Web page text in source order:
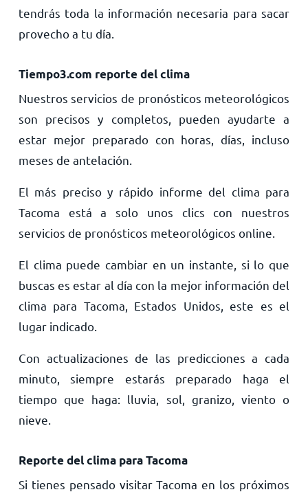
tendrás toda la información necesaria para sacar
provecho a tu día.
Tiempo3.com reporte del clima
Nuestros servicios de pronósticos meteorológicos
son precisos y completos, pueden ayudarte a
estar mejor preparado con horas, días, incluso
meses de antelación.
El más preciso y rápido informe del clima para
Tacoma está a solo unos clics con nuestros
servicios de pronósticos meteorológicos online.
El clima puede cambiar en un instante, si lo que
buscas es estar al día con la mejor información del
clima para Tacoma, Estados Unidos, este es el
lugar indicado.
Con actualizaciones de las predicciones a cada
minuto, siempre estarás preparado haga el
tiempo que haga: lluvia, sol, granizo, viento o
nieve.
Reporte del clima para Tacoma
Si tienes pensado visitar Tacoma en los próximos